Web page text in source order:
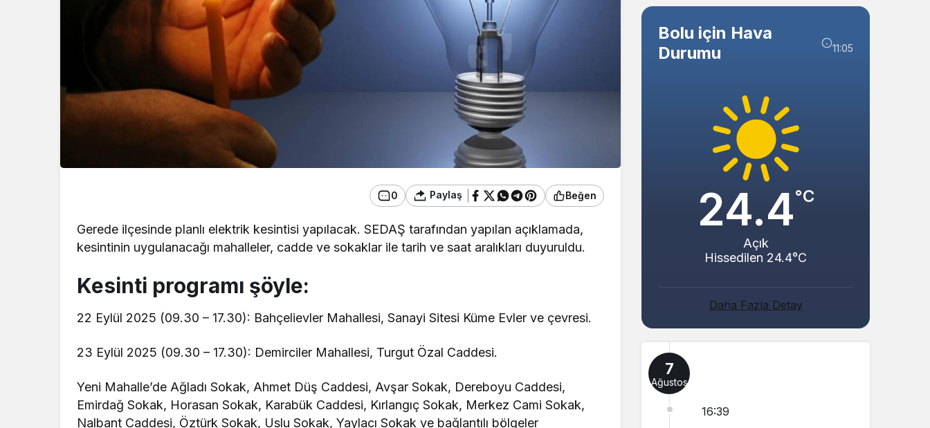
0 Paylaş Beğen
Gerede ilçesinde planlı elektrik kesintisi yapılacak. SEDAŞ tarafından yapılan açıklamada,
kesintinin uygulanacağı mahalleler, cadde ve sokaklar ile tarih ve saat aralıkları duyuruldu.
Kesinti programı şöyle:
22 Eylül 2025 (09.30 – 17.30): Bahçelievler Mahallesi, Sanayi Sitesi Küme Evler ve çevresi.
23 Eylül 2025 (09.30 – 17.30): Demirciler Mahallesi, Turgut Özal Caddesi.
Yeni Mahalle’de Ağladı Sokak, Ahmet Düş Caddesi, Avşar Sokak, Dereboyu Caddesi,
Emirdağ Sokak, Horasan Sokak, Karabük Caddesi, Kırlangıç Sokak, Merkez Cami Sokak,
Nalbant Caddesi, Öztürk Sokak, Uslu Sokak, Yaylacı Sokak ve bağlantılı bölgeler
Bolu için Hava
Durumu
11:05
24.4°C
Açık
Hissedilen 24.4°C
Daha Fazla Detay
7
Ağustos
16:39